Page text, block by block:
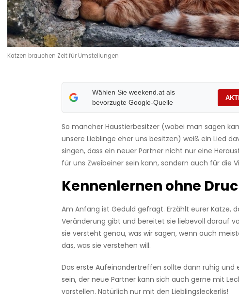
Katzen brauchen Zeit für Umstellungen
Wählen Sie weekend.at als
bevorzugte Google-Quelle
So mancher Haustierbesitzer (wobei man sagen
unsere Lieblinge eher uns besitzen) weiß ein Lied
singen, dass ein neuer Partner nicht nur eine
für uns Zweibeiner sein kann, sondern auch für die
Kennenlernen ohne
Am Anfang ist Geduld gefragt. Erzählt eurer Katze,
Veränderung gibt und bereitet sie liebevoll darauf
sie versteht genau, was wir sagen, wenn auch
das, was sie verstehen will.
Das erste Aufeinandertreffen sollte dann ruhig und
sein, der neue Partner kann sich auch gerne mit
vorstellen. Natürlich nur mit den Lieblingsleckerlis!